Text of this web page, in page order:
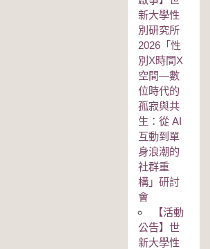
新大學性
別研究所
2026「性
別Χ時間Χ
空間—數
位時代的
孤寂與共
生：從 AI
互動到單
身浪潮的
社群重
構」研討
會
【活動
公告】世
新大學性